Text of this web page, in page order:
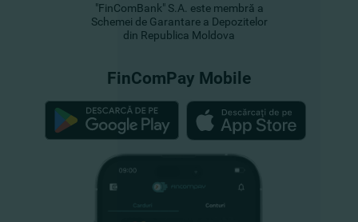
"FinComBank" S.A. este membră a
Schemei de Garantare a Depozitelor
din Republica Moldova
FinComPay Mobile